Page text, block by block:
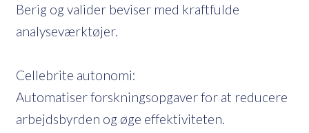
Berig og valider beviser med kraftfulde
analyseværktøjer.
Cellebrite autonomi:
Automatiser forskningsopgaver for at reducere
arbejdsbyrden og øge effektiviteten.